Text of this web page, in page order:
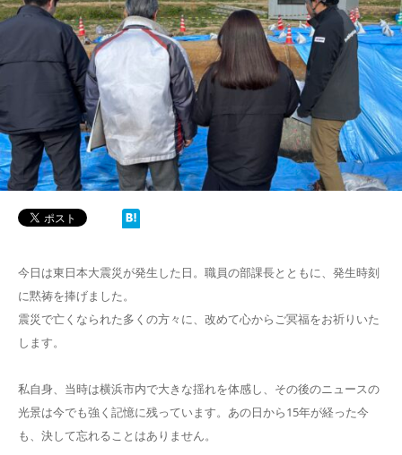
今日は東日本大震災が発生した日。職員の部課長とともに、発生時刻
に黙祷を捧げました。
震災で亡くなられた多くの方々に、改めて心からご冥福をお祈りいた
します。
私自身、当時は横浜市内で大きな揺れを体感し、その後のニュースの
光景は今でも強く記憶に残っています。あの日から15年が経った今
も、決して忘れることはありません。